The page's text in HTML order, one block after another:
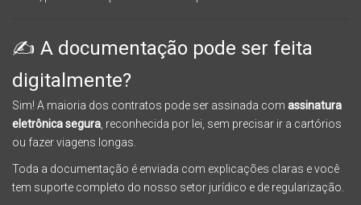
✍️ A documentação pode ser feita
digitalmente?
Sim! A maioria dos contratos pode ser assinada com assinatura
eletrônica segura , reconhecida por lei, sem precisar ir a cartórios
ou fazer viagens longas.
Toda a documentação é enviada com explicações claras e você
tem suporte completo do nosso setor jurídico e de regularização.